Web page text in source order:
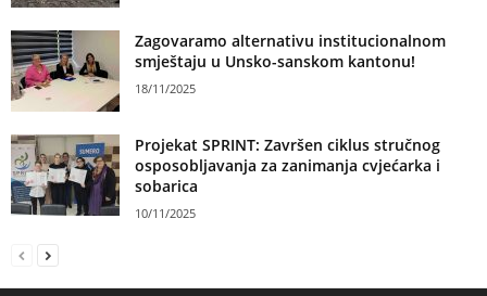
Zagovaramo alternativu institucionalnom
smještaju u Unsko-sanskom kantonu!
18/11/2025
Projekat SPRINT: Završen ciklus stručnog
osposobljavanja za zanimanja cvjećarka i
sobarica
10/11/2025